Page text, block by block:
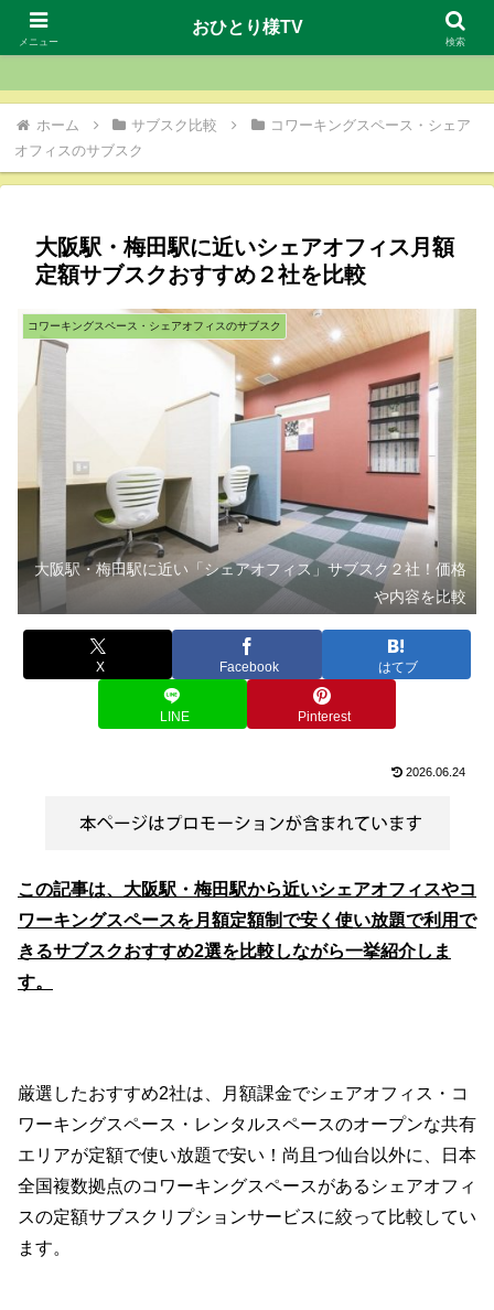
おひとり様TV
ホーム サブスク比較
コワーキングスペース・シェア
オフィスのサブスク
大阪駅・梅田駅に近いシェアオフィス月額
定額サブスクおすすめ２社を比較
コワーキングスペース・シェアオフィスのサブスク
大阪駅・梅田駅に近い「シェアオフィス」サブスク２社！価格
や内容を比較
X Facebook はてブ
LINE Pinterest
2026.06.24
この記事は、大阪駅・梅田駅から近いシェアオフィスやコ
ワーキングスペースを月額定額制で安く使い放題で利用で
きるサブスクおすすめ2選を比較しながら一挙紹介しま
す。
厳選したおすすめ2社は、月額課金でシェアオフィス・コ
ワーキングスペース・レンタルスペースのオープンな共有
エリアが定額で使い放題で安い！尚且つ仙台以外に、日本
全国複数拠点のコワーキングスペースがあるシェアオフィ
スの定額サブスクリプションサービスに絞って比較してい
ます。
メニュー
おひとり様TV
検索